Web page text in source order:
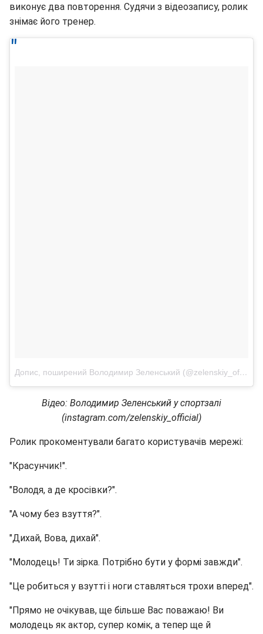
виконує два повторення. Судячи з відеозапису, ролик
знімає його тренер.
Допис, поширений Володимир Зеленський (@zelenskiy_official)
Відео: Володимир Зеленський у спортзалі
(instagram.com/zelenskiy_official)
Ролик прокоментували багато користувачів мережі:
"Красунчик!".
"Володя, а де кросівки?".
"А чому без взуття?".
"Дихай, Вова, дихай".
"Молодець! Ти зірка. Потрібно бути у формі завжди".
"Це робиться у взутті і ноги ставляться трохи вперед".
"Прямо не очікував, ще більше Вас поважаю! Ви
молодець як актор, супер комік, а тепер ще й